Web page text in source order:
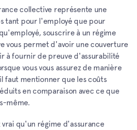
collective représente une
tant pour l'employé que pour
souscrire à un régime
vous permet d'avoir une couverture
à fournir de preuve d'assurabilité
vous vous assurez de manière
faut mentionner que les coûts
en comparaison avec ce que
même.
qu'un régime d'assurance